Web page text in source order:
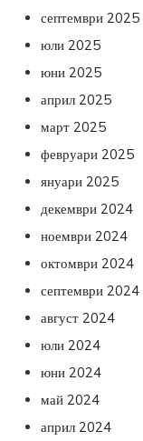
септември 2025
юли 2025
юни 2025
април 2025
март 2025
февруари 2025
януари 2025
декември 2024
ноември 2024
октомври 2024
септември 2024
август 2024
юли 2024
юни 2024
май 2024
април 2024